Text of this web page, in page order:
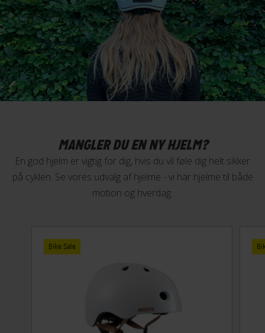
MANGLER DU EN NY HJELM?
En god hjelm er vigtig for dig, hvis du vil føle dig helt sikker
på cyklen. Se vores udvalg af hjelme - vi har hjelme til både
motion og hverdag.
Bike Sale